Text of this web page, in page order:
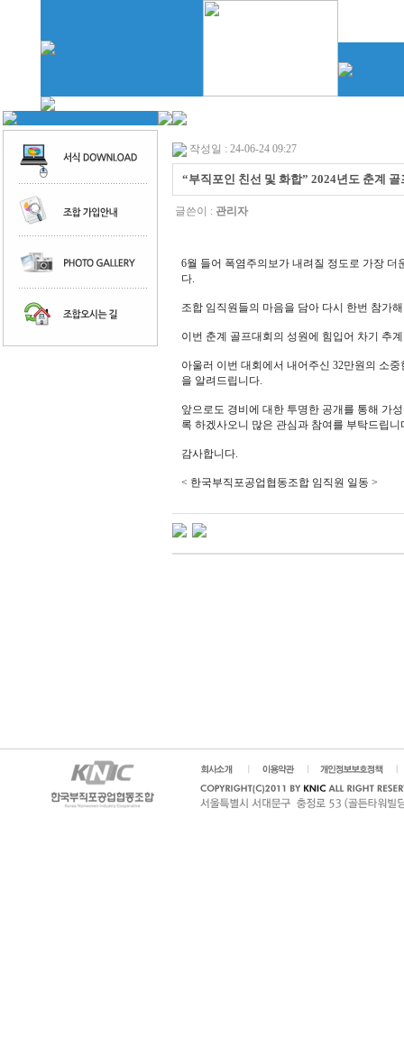
작성일 : 24-06-24 09:27
“부직포인 친선 및 화합” 2024년도 춘계
글쓴이 : 관리자
6월 들어 폭염주의보가 내려질 정도로 가장
다.
조합 임직원들의 마음을 담아 다시 한번 참가
이번 춘계 골프대회의 성원에 힘입어 차기 추
아울러 이번 대회에서 내어주신 32만원의 소
을 알려드립니다.
앞으로도 경비에 대한 투명한 공개를 통해 가
록 하겠사오니 많은 관심과 참여를 부탁드립니
감사합니다.
< 한국부직포공업협동조합 임직원 일동 >